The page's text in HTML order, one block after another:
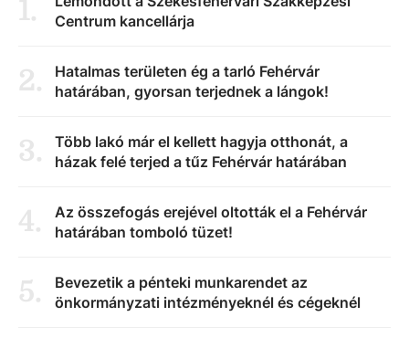
1.
Centrum kancellárja
2.
Hatalmas területen ég a tarló Fehérvár
határában, gyorsan terjednek a lángok!
3.
Több lakó már el kellett hagyja otthonát, a
házak felé terjed a tűz Fehérvár határában
4.
Az összefogás erejével oltották el a Fehérvár
határában tomboló tüzet!
5.
Bevezetik a pénteki munkarendet az
önkormányzati intézményeknél és cégeknél